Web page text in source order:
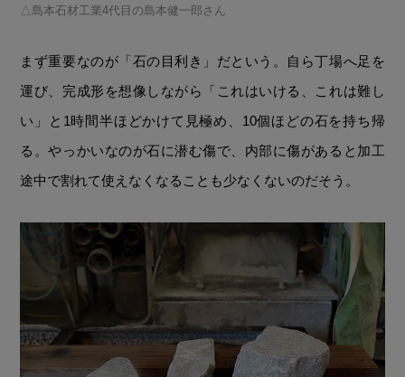
島本石材工業4代目の島本健一郎さん
まず重要なのが「石の目利き」だという。自ら丁場へ足を
運び、完成形を想像しながら「これはいける、これは難し
い」と1時間半ほどかけて見極め、10個ほどの石を持ち帰
る。やっかいなのが石に潜む傷で、内部に傷があると加工
途中で割れて使えなくなることも少なくないのだそう。